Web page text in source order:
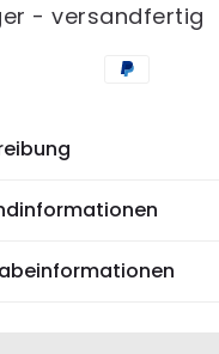
- versandfertig